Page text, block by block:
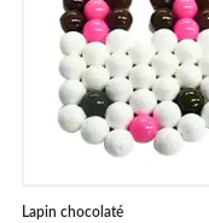
Lapin chocolaté